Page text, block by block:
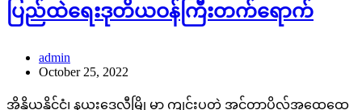
ပြည်ထဲရေးဒုတိယဝန်ကြီးတက်ရောက်
admin
October 25, 2022
အိန္ဒိယနိုင်ငံ၊ နယူးဒေလီမြို့မှာ ကျင်းပတဲ့ အင်တာပိုလ်အထွေထွေ